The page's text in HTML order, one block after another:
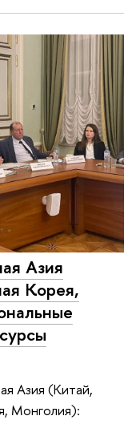
Азия
Корея,
Азия (Китай,
Монголия):